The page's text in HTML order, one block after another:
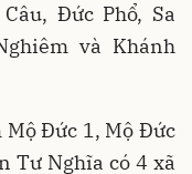
Đức Phổ, Sa
và Khánh
Đức 1, Mộ Đức
Tư Nghĩa có 4 xã